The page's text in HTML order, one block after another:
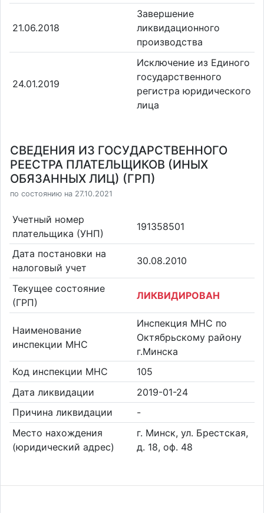
21.06.2018
Завершение
ликвидационного
производства
24.01.2019
Исключение из Единого
государственного
регистра юридического
лица
СВЕДЕНИЯ ИЗ ГОСУДАРСТВЕННОГО
РЕЕСТРА ПЛАТЕЛЬЩИКОВ (ИНЫХ
ОБЯЗАННЫХ ЛИЦ) (ГРП)
по состоянию на 27.10.2021
Учетный номер
плательщика (УНП)
191358501
Дата постановки на
налоговый учет
30.08.2010
Текущее состояние
(ГРП)
ЛИКВИДИРОВАН
Наименование
инспекции МНС
Инспекция МНС по
Октябрьскому району
г.Минска
Код инспекции МНС
105
Дата ликвидации
2019-01-24
Причина ликвидации
-
Место нахождения
(юридический адрес)
г. Минск, ул. Брестская,
д. 18, оф. 48